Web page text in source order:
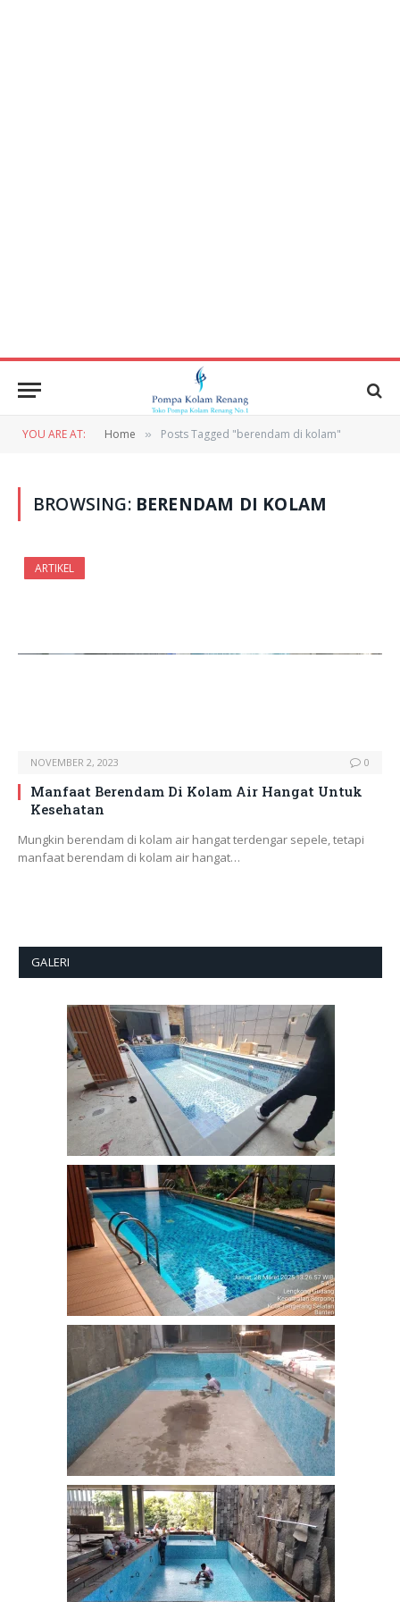
YOU ARE AT: Home » Posts Tagged "berendam di kolam"
BROWSING: BERENDAM DI KOLAM
ARTIKEL
NOVEMBER 2, 2023 0
Manfaat Berendam Di Kolam Air Hangat Untuk
Kesehatan
Mungkin berendam di kolam air hangat terdengar sepele, tetapi
manfaat berendam di kolam air hangat…
GALERI